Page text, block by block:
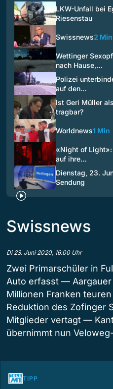
LKW-Unfall bei
Riesenstau
Swissnews2 Min
Wettinger
nach Hause,…
Polizei
auf den…
Ist Geri Müller
tragbar?
Worldnews1 Min
«Night of Light»:
auf ihre…
Dienstag, 23.
Sendung
Swissnews
Di 23. Juni 2020, 16.00 Uhr
Zwei Primarschüler in
Auto erfasst — Aargauer
Millionen Franken
Reduktion des Zofinger
Mitglieder vertagt —
übernimmt nun
TIPP